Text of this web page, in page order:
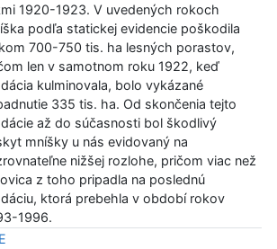
1920-1923. V uvedených rokoch
podľa statickej evidencie poškodila
700-750 tis. ha lesných porastov,
len v samotnom roku 1922, keď
kulminovala, bolo vykázané
335 tis. ha. Od skončenia tejto
až do súčasnosti bol škodlivý
mníšky u nás evidovaný na
nižšej rozlohe, pričom viac než
z toho pripadla na poslednú
ktorá prebehla v období rokov
1996.